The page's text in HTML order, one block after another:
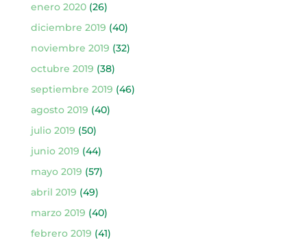
enero 2020(26)
diciembre 2019 (40)
noviembre 2019 (32)
octubre 2019 (38)
septiembre 2019 (46)
agosto 2019 (40)
julio 2019 (50)
junio 2019 (44)
mayo 2019 (57)
abril 2019 (49)
marzo 2019 (40)
febrero 2019 (41)